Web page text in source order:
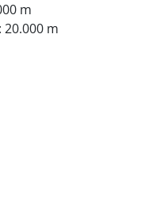
m
m